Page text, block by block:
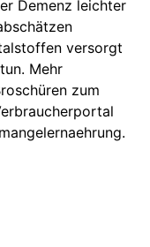
Demenz leichter
versorgt
Mehr
zum